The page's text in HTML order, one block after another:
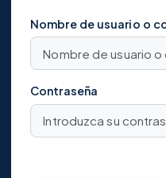
Nombre de usuario o
Contraseña